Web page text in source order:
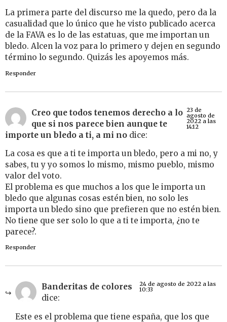
La primera parte del discurso me la quedo, pero da la
casualidad que lo único que he visto publicado acerca
de la FAVA es lo de las estatuas, que me importan un
bledo. Alcen la voz para lo primero y dejen en segundo
término lo segundo. Quizás les apoyemos más.
Responder
Creo que todos tenemos derecho a lo
que si nos parece bien aunque te
importe un bledo a ti, a mi no dice:
23 de
agosto de
2022 a las
14:12
La cosa es que a ti te importa un bledo, pero a mi no, y
sabes, tu y yo somos lo mismo, mismo pueblo, mismo
valor del voto.
El problema es que muchos a los que le importa un
bledo que algunas cosas estén bien, no solo les
importa un bledo sino que prefieren que no estén bien.
No tiene que ser solo lo que a ti te importa, ¿no te
parece?.
Responder
Banderitas de colores
dice:
24 de agosto de 2022 a las
10:33
Este es el problema que tiene españa, que los que